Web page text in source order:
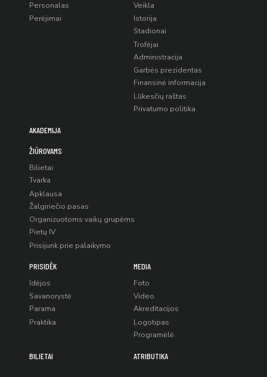
Personalas
Perėjimai
Veikla
Istorija
Stadionai
Trofėjai
Administracija
Garbės prezidentas
Finansinė informacija
Lūkesčių raštas
Privatumo politika
AKADEMIJA
ŽIŪROVAMS
Bilietai
Tvarka
Apklausa
Žalgiriečio pasas
Organizuotoms vaikų grupėms
Pietų IV
Prisijunk prie palaikymo
PRISIDĖK
Idėjos
Savanorystė
Parama
Praktika
MEDIA
Foto
Video
Akreditacijos
Logotipas
Programėlė
BILIETAI ATRIBUTIKA